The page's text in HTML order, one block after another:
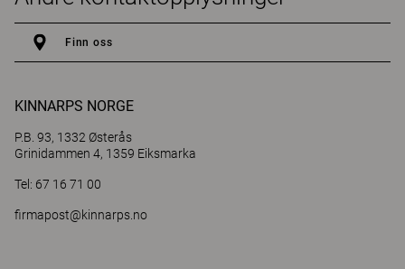
Finn oss
KINNARPS NORGE
P.B. 93, 1332 Østerås
Grinidammen 4, 1359 Eiksmarka
Tel: 67 16 71 00
firmapost@kinnarps.no